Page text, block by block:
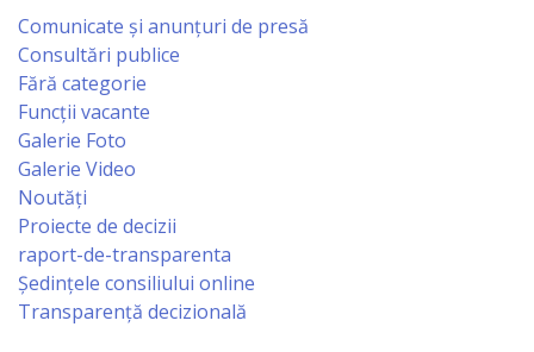
Specialist
în
Problemele
Antreprenoriat,
Business
şi
Comerţ
Specialist
Comunicate și anunțuri de presă
Consultări publice
Fără categorie
Funcții vacante
Galerie Foto
Galerie Video
Noutăți
Proiecte de decizii
raport-de-transparenta
Ședințele consiliului online
Transparență decizională